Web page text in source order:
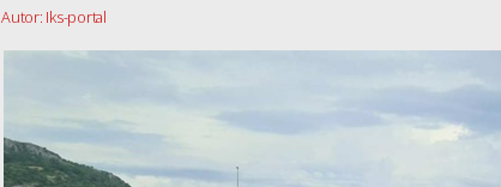
Autor: Iks-portal